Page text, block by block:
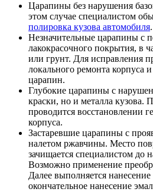
Царапины без нарушения
этом случае специалистом
полировка кузова автомобиля.
Незначительные царапины с
лакокрасочного покрытия, в
или грунт. Для исправления
локального ремонта корпуса
царапин.
Глубокие царапины с
краски, но и металла кузова.
проводится восстановлении
корпуса.
Застаревшие царапины с
налетом ржавчины. Место
зачищается специалистом до
Возможно применение
Далее выполняется
окончательное нанесение